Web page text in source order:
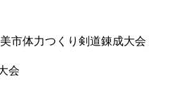
市体力つくり剣道錬成大会
会